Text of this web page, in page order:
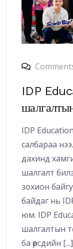
IDP
IDP
салбараа
дахинд
шалгалт
зохион
байдаг нь
юм. IDP
шалгалтын
ба өөрсдийн [...]